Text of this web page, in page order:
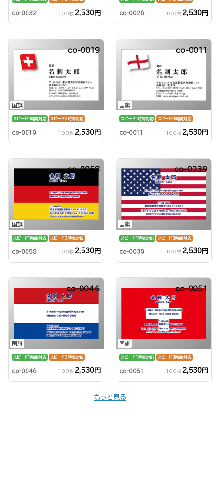
co-0032 100枚 2,530円 co-0026 100枚 2,530円
国旗
co-0019
スピード1時間対応 スピード3時間対応
co-0019 100枚 2,530円
国旗
co-0011
スピード1時間対応 スピード3時間対応
co-0011 100枚 2,530円
国旗
co-0058
スピード1時間対応 スピード3時間対応
co-0058 100枚 2,530円
国旗
co-0039
スピード1時間対応 スピード3時間対応
co-0039 100枚 2,530円
国旗
co-0046
スピード1時間対応 スピード3時間対応
co-0046 100枚 2,530円
国旗
co-0051
スピード1時間対応 スピード3時間対応
co-0051 100枚 2,530円
もっと見る